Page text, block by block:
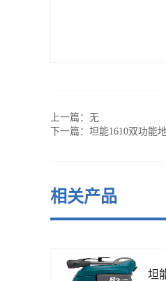
上一篇：无
下一篇： 坦能1610双功能
相关产品
坦